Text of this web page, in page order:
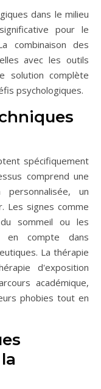
dans le milieu
pour le
combinaison des
avec les outils
solution complète
psychologiques.
spécifiquement
comprend une
personnalisée, un
Les signes comme
sommeil ou les
en compte dans
La thérapie
d'exposition
académique,
phobies tout en